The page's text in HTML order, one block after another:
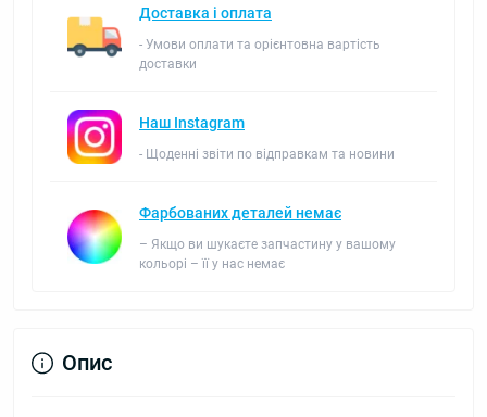
Доставка і оплата
- Умови оплати та орієнтовна вартість
доставки
Наш Instagram
- Щоденні звіти по відправкам та новини
Фарбованих деталей немає
– Якщо ви шукаєте запчастину у вашому
кольорі – її у нас немає
Опис